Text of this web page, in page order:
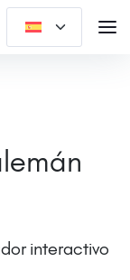
interactivo